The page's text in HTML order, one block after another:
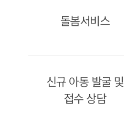
돌봄서비스
신규 아동 발굴 및
접수 상담